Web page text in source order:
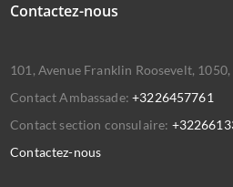
Contactez-nous
101, Avenue Franklin Roosevelt,
Contact Ambassade:+3226457761
Contact section consulaire:
Contactez-nous